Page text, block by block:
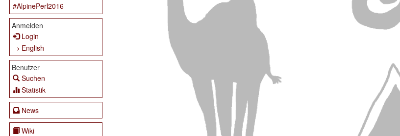
#AlpinePerl2016
Anmelden
Login
→ English
Benutzer
Suchen
Statistik
News
Wiki